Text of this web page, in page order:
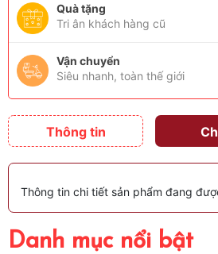
Quà tặng
Tri ân khách hàng cũ
Vận chuyển
Siêu nhanh, toàn thế giới
Thông tin
Thông tin chi tiết sản phẩm đang
Danh mục nổi bật